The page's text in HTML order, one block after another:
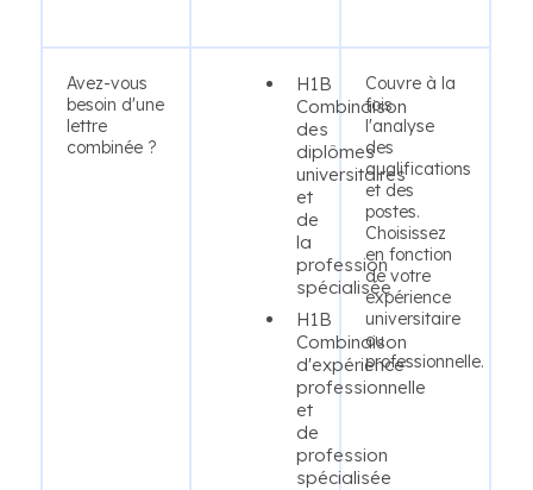
Avez-vous
besoin d'une
lettre
combinée ?
H1B
Combinaison
des
diplômes
universitaires
et
de
la
profession
spécialisée
H1B
Combinaison
d'expérience
professionnelle
et
de
profession
spécialisée
Couvre à la
fois
l'analyse
des
qualifications
et des
postes.
Choisissez
en fonction
de votre
expérience
universitaire
ou
professionnelle.